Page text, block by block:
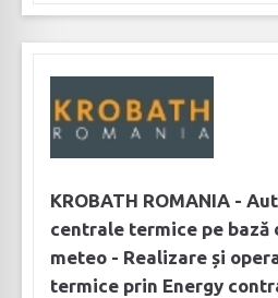
KROBATH ROMANIA -
centrale termice pe bază
meteo - Realizare și
termice prin Energy